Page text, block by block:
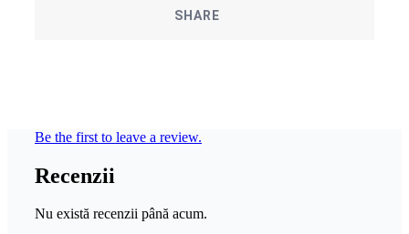
SHARE
Be the first to leave a review.
Recenzii
Nu există recenzii până acum.